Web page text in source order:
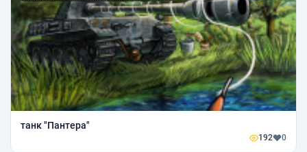
танк "Пантера"
192 0